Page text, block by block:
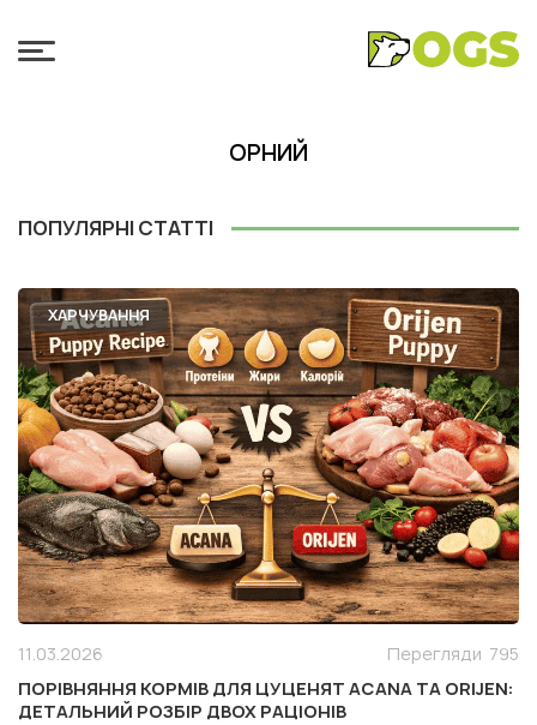
ОРНИЙ
ПОПУЛЯРНІ СТАТТІ
ХАРЧУВАННЯ
11.03.2026 Перегляди 795
ПОРІВНЯННЯ КОРМІВ ДЛЯ ЦУЦЕНЯТ ACANA ТА ORIJEN:
ДЕТАЛЬНИЙ РОЗБІР ДВОХ РАЦІОНІВ